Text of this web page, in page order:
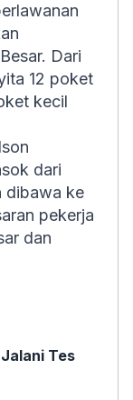
Dari
12 poket
kecil
dari
dibawa ke
pekerja
dan
Tes